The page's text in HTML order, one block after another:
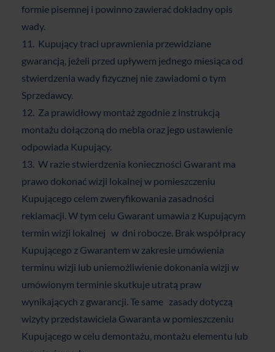
formie pisemnej i powinno zawierać dokładny opis
wady.
Kupujący traci uprawnienia przewidziane
gwarancją, jeżeli przed upływem jednego miesiąca od
stwierdzenia wady fizycznej nie zawiadomi o tym
Sprzedawcy.
Za prawidłowy montaż zgodnie z instrukcją
montażu dołączoną do mebla oraz jego ustawienie
odpowiada Kupujący.
W razie stwierdzenia konieczności Gwarant ma
prawo dokonać wizji lokalnej w pomieszczeniu
Kupującego celem zweryfikowania zasadności
reklamacji. W tym celu Gwarant umawia z Kupującym
termin wizji lokalnej w dni robocze. Brak współpracy
Kupującego z Gwarantem w zakresie umówienia
terminu wizji lub uniemożliwienie dokonania wizji w
umówionym terminie skutkuje utratą praw
wynikających z gwarancji. Te same zasady dotyczą
wizyty przedstawiciela Gwaranta w pomieszczeniu
Kupującego w celu demontażu, montażu elementu lub